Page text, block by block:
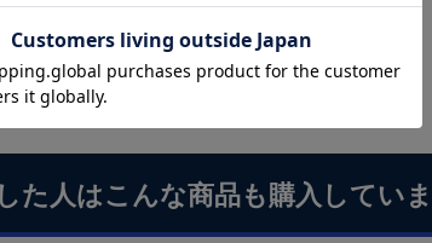
た人はこんな商品も購入してい